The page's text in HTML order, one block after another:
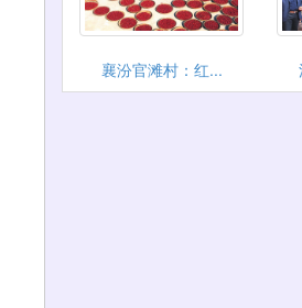
襄汾官滩村：红...